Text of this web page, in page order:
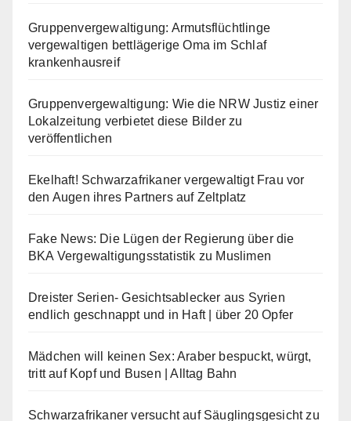
Gruppenvergewaltigung: Armutsflüchtlinge
vergewaltigen bettlägerige Oma im Schlaf
krankenhausreif
Gruppenvergewaltigung: Wie die NRW Justiz einer
Lokalzeitung verbietet diese Bilder zu
veröffentlichen
Ekelhaft! Schwarzafrikaner vergewaltigt Frau vor
den Augen ihres Partners auf Zeltplatz
Fake News: Die Lügen der Regierung über die
BKA Vergewaltigungsstatistik zu Muslimen
Dreister Serien- Gesichtsablecker aus Syrien
endlich geschnappt und in Haft | über 20 Opfer
Mädchen will keinen Sex: Araber bespuckt, würgt,
tritt auf Kopf und Busen | Alltag Bahn
Schwarzafrikaner versucht auf Säuglingsgesicht zu